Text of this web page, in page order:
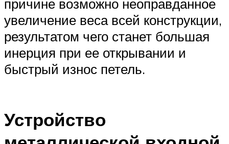
причине возможно неоправданное
увеличение веса всей конструкции,
результатом чего станет большая
инерция при ее открывании и
быстрый износ петель.
Устройство